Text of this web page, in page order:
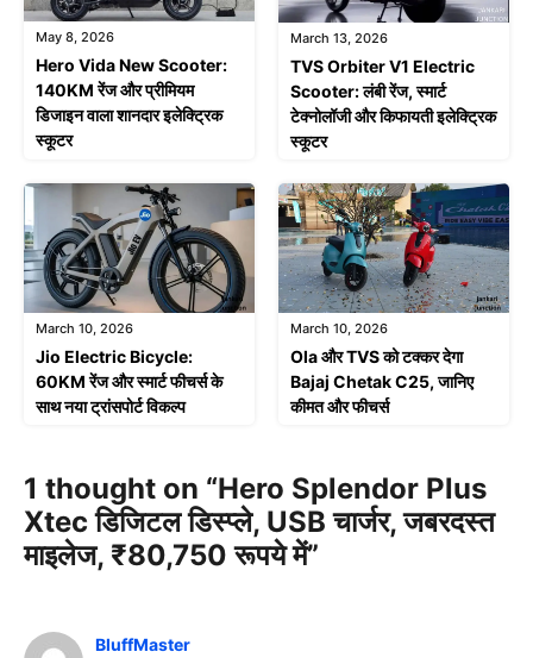
May 8, 2026
Hero Vida New Scooter:
140KM रेंज और प्रीमियम
डिजाइन वाला शानदार इलेक्ट्रिक
स्कूटर
March 13, 2026
TVS Orbiter V1 Electric
Scooter: लंबी रेंज, स्मार्ट
टेक्नोलॉजी और किफायती इलेक्ट्रिक
स्कूटर
March 10, 2026
Jio Electric Bicycle:
60KM रेंज और स्मार्ट फीचर्स के
साथ नया ट्रांसपोर्ट विकल्प
March 10, 2026
Ola और TVS को टक्कर देगा
Bajaj Chetak C25, जानिए
कीमत और फीचर्स
1 thought on “Hero Splendor Plus
Xtec डिजिटल डिस्प्ले, USB चार्जर, जबरदस्त
माइलेज, ₹80,750 रूपये में”
BluffMaster